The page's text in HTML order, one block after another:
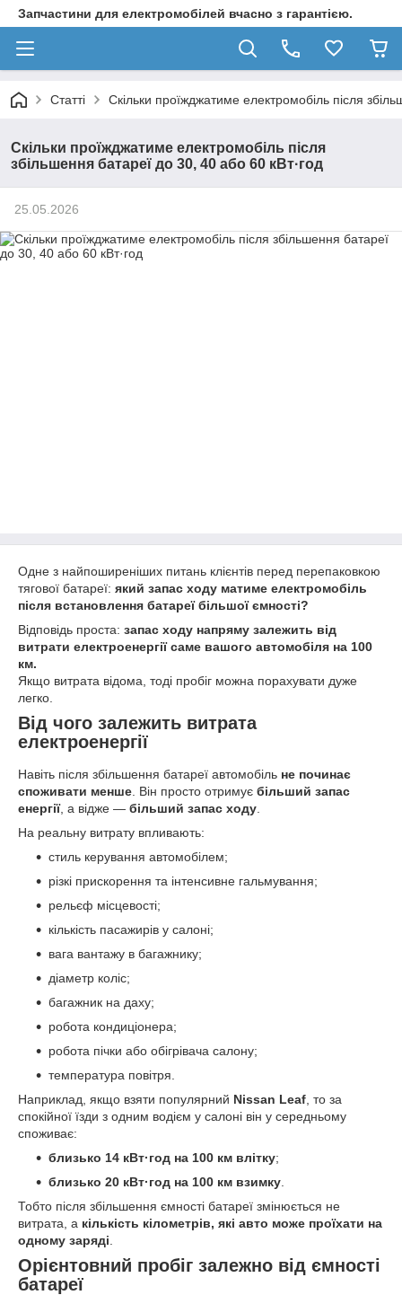
Запчастини для електромобілей вчасно з гарантією.
Статті Скільки проїжджатиме електромобіль після
Скільки проїжджатиме електромобіль після
збільшення батареї до 30, 40 або 60 кВт·год
25.05.2026
Одне з найпоширеніших питань клієнтів перед перепаковкою
тягової батареї: який запас ходу матиме електромобіль
після встановлення батареї більшої ємності?
Відповідь проста: запас ходу напряму залежить від
витрати електроенергії саме вашого автомобіля на 100
км.
Якщо витрата відома, тоді пробіг можна порахувати дуже
легко.
Від чого залежить витрата
електроенергії
Навіть після збільшення батареї автомобіль не починає
споживати менше . Він просто отримує більший запас
енергії, а відже — більший запас ходу
На реальну витрату впливають:
стиль керування автомобілем;
різкі прискорення та інтенсивне гальмування;
рельєф місцевості;
кількість пасажирів у салоні;
вага вантажу в багажнику;
діаметр коліс;
багажник на даху;
робота кондиціонера;
робота пічки або обігрівача салону;
температура повітря.
Наприклад, якщо взяти популярний Nissan Leaf , то за
спокійної їзди з одним водієм у салоні він у середньому
споживає:
близько 14 кВт·год на 100 км влітку;
близько 20 кВт·год на 100 км взимку
Тобто після збільшення ємності батареї змінюється не
витрата, а кількість кілометрів, які авто може проїхати на
одному заряді
Орієнтовний пробіг залежно від ємності
батареї